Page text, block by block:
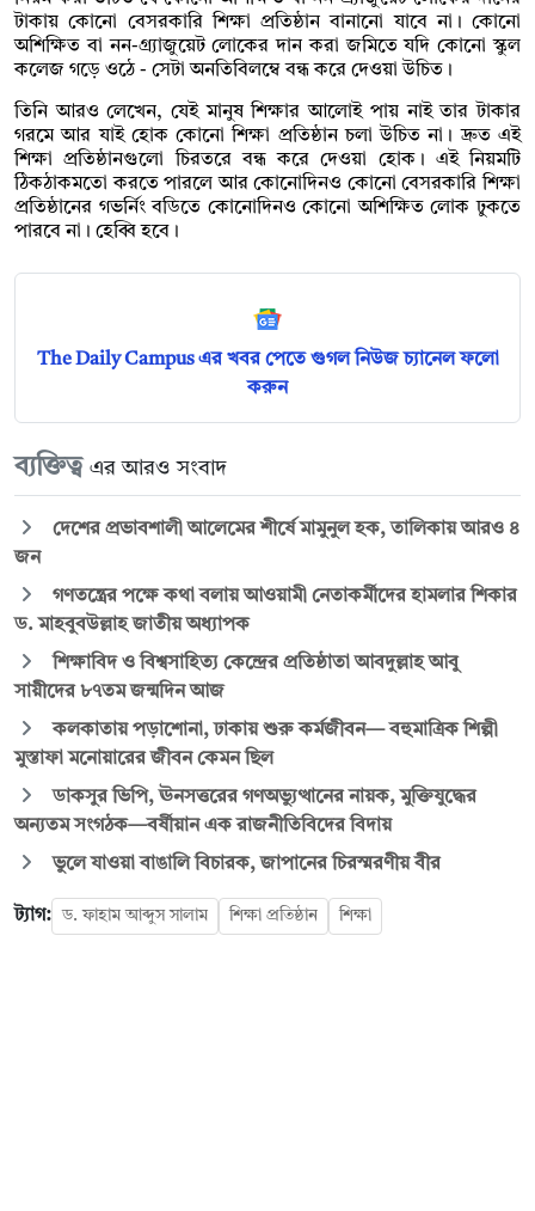
টাকায় কোনো বেসরকারি শিক্ষা প্রতিষ্ঠান বানানো যাবে না। কোনো
অশিক্ষিত বা নন-গ্র্যাজুয়েট লোকের দান করা জমিতে যদি কোনো স্কুল
কলেজ গড়ে ওঠে - সেটা অনতিবিলম্বে বন্ধ করে দেওয়া উচিত।
তিনি আরও লেখেন, যেই মানুষ শিক্ষার আলোই পায় নাই তার টাকার
গরমে আর যাই হোক কোনো শিক্ষা প্রতিষ্ঠান চলা উচিত না। দ্রুত এই
শিক্ষা প্রতিষ্ঠানগুলো চিরতরে বন্ধ করে দেওয়া হোক। এই নিয়মটি
ঠিকঠাকমতো করতে পারলে আর কোনোদিনও কোনো বেসরকারি শিক্ষা
প্রতিষ্ঠানের গভর্নিং বডিতে কোনোদিনও কোনো অশিক্ষিত লোক ঢুকতে
পারবে না। হেব্বি হবে।
The Daily Campus এর খবর পেতে গুগল নিউজ চ্যানেল ফলো
করুন
ব্যক্তিত্ব এর আরও সংবাদ
দেশের প্রভাবশালী আলেমের শীর্ষে মামুনুল হক, তালিকায় আরও ৪
জন
গণতন্ত্রের পক্ষে কথা বলায় আওয়ামী নেতাকর্মীদের হামলার শিকার
ড. মাহবুবউল্লাহ জাতীয় অধ্যাপক
শিক্ষাবিদ ও বিশ্বসাহিত্য কেন্দ্রের প্রতিষ্ঠাতা আবদুল্লাহ আবু
সায়ীদের ৮৭তম জন্মদিন আজ
কলকাতায় পড়াশোনা, ঢাকায় শুরু কর্মজীবন— বহুমাত্রিক শিল্পী
মুস্তাফা মনোয়ারের জীবন কেমন ছিল
ডাকসুর ভিপি, ঊনসত্তরের গণঅভ্যুত্থানের নায়ক, মুক্তিযুদ্ধের
অন্যতম সংগঠক—বর্ষীয়ান এক রাজনীতিবিদের বিদায়
ভুলে যাওয়া বাঙালি বিচারক, জাপানের চিরস্মরণীয় বীর
ট্যাগ: ড. ফাহাম আব্দুস সালাম শিক্ষা প্রতিষ্ঠান শিক্ষা